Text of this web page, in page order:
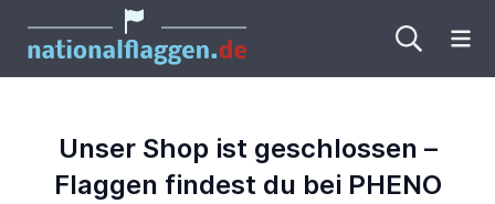
Unser Shop ist geschlossen –
Flaggen findest du bei PHENO